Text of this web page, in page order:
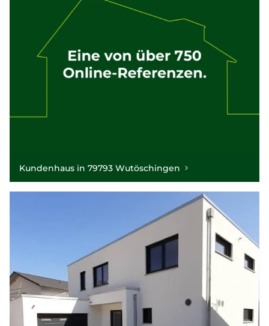
Kundenhaus in 79793 Wutöschingen